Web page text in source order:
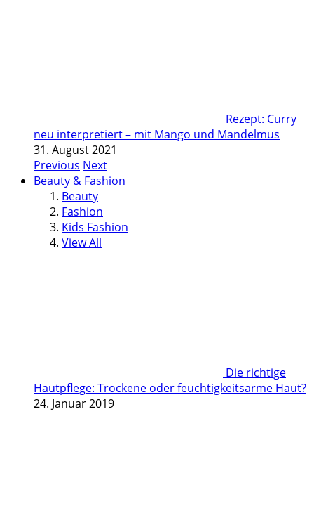
Rezept: Curry
neu interpretiert – mit Mango und Mandelmus
31. August 2021
Previous Next
Beauty & Fashion
Beauty
Fashion
Kids Fashion
View All
Die richtige
Hautpflege: Trockene oder feuchtigkeitsarme Haut?
24. Januar 2019